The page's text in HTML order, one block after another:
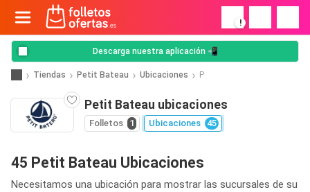
!
Descarga nuestra aplicación 📲
Tiendas Petit Bateau Ubicaciones P
Petit Bateau ubicaciones
Folletos 1 Ubicaciones 45
45 Petit Bateau Ubicaciones
Necesitamos una ubicación para mostrar las sucursales de su